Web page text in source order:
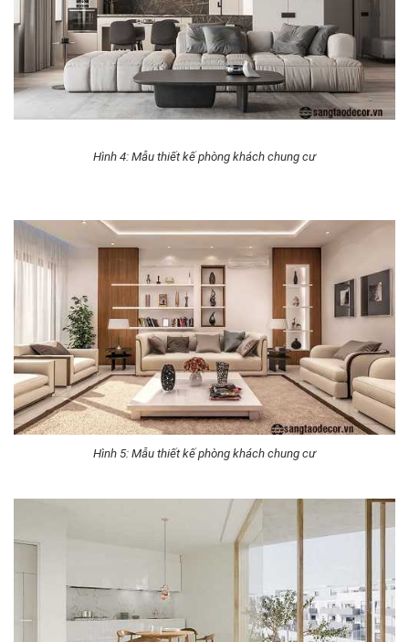
Hình 4: Mẫu thiết kế phòng khách chung cư
Hình 5: Mẫu thiết kế phòng khách chung cư